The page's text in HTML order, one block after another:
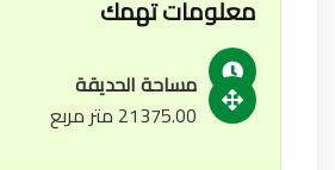
معلومات تهمك
مساحة الحديقة
21375.00 متر مربع